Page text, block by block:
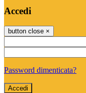
Accedi
button close ×
Password dimenticata?